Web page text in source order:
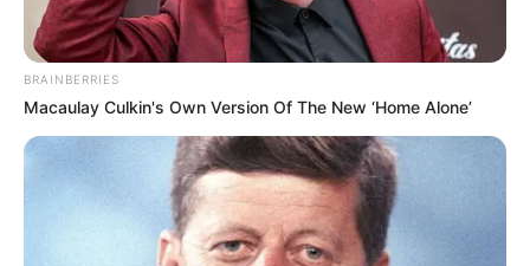
BRAINBERRIES
Macaulay Culkin's Own Version Of The New ‘Home Alone’